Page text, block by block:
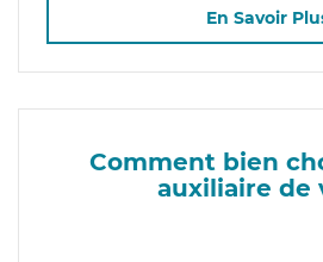
En Savoir
Comment bien
auxiliaire de